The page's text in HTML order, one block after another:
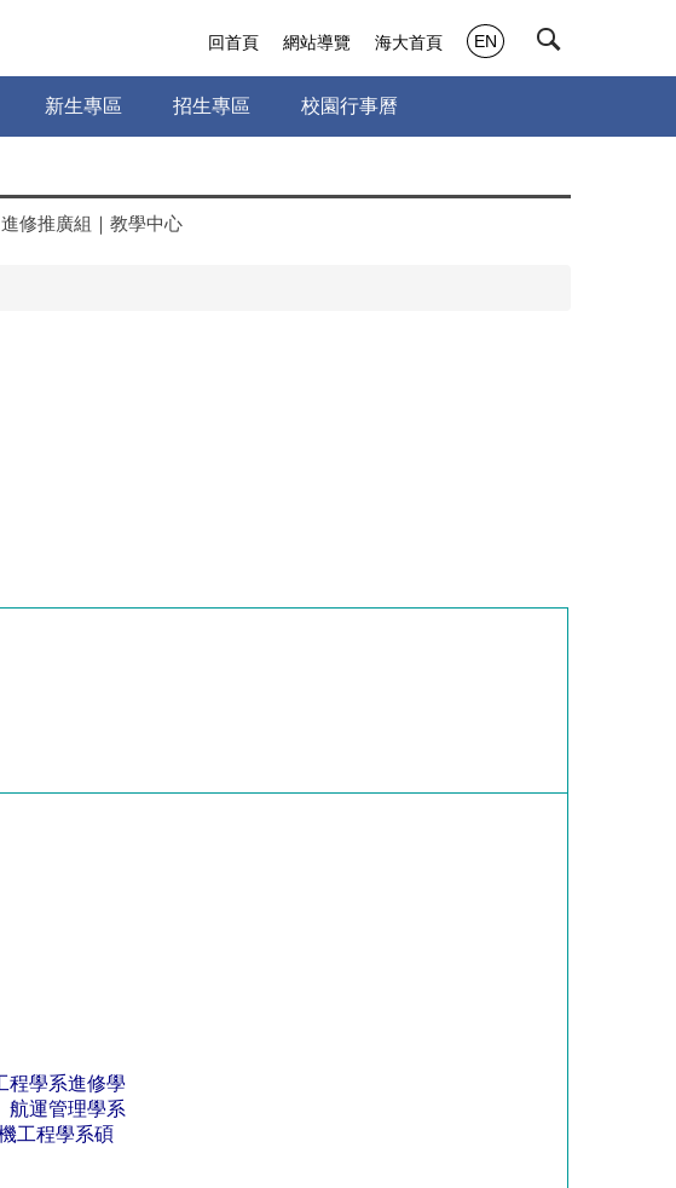
新生專區 招生專區 校園行事曆
回首頁 網站導覽 海大首頁 EN
進修推廣組 ｜ 教學中心